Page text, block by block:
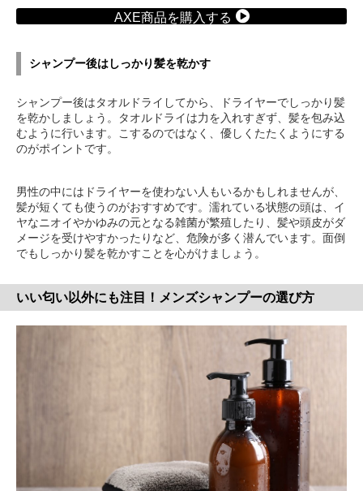
AXE商品を購入する
シャンプー後はしっかり髪を乾かす
シャンプー後はタオルドライしてから、ドライヤーでしっかり髪
を乾かしましょう。タオルドライは力を入れすぎず、髪を包み込
むように行います。こするのではなく、優しくたたくようにする
のがポイントです。
男性の中にはドライヤーを使わない人もいるかもしれませんが、
髪が短くても使うのがおすすめです。濡れている状態の頭は、イ
ヤなニオイやかゆみの元となる雑菌が繁殖したり、髪や頭皮がダ
メージを受けやすかったりなど、危険が多く潜んでいます。面倒
でもしっかり髪を乾かすことを心がけましょう。
いい匂い以外にも注目！メンズシャンプーの選び方